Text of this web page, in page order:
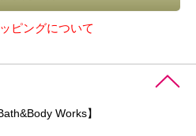
ピングについて
Works】